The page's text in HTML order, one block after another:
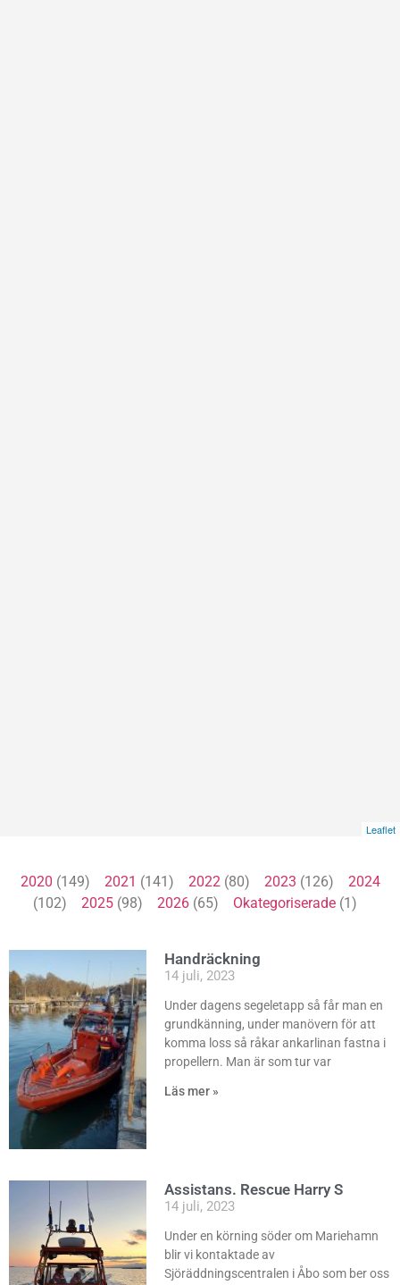
Leaflet
2020 (149) 2021 (141) 2022 (80) 2023 (126) 2024
(102) 2025(98) 2026(65) Okategoriserade(1)
Handräckning
14 juli, 2023
Under dagens segeletapp så får man en
grundkänning, under manövern för att
komma loss så råkar ankarlinan fastna i
propellern. Man är som tur var
Läs mer »
Assistans. Rescue Harry S
14 juli, 2023
Under en körning söder om Mariehamn
blir vi kontaktade av
Sjöräddningscentralen i Åbo som ber oss